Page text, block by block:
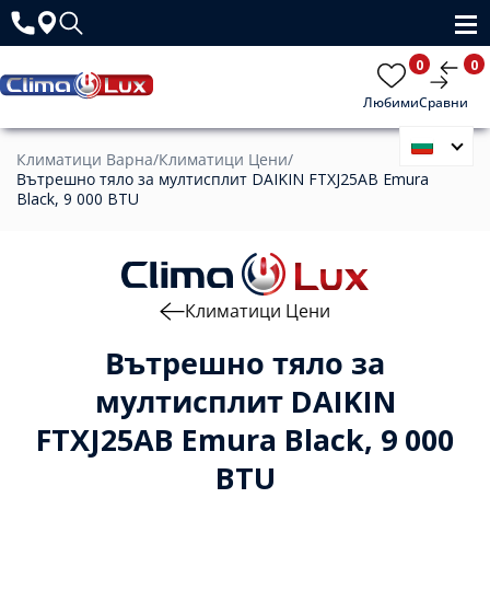
Любими
0
Сравни
0
Климатици Варна/Климатици Цени/
Вътрешно тяло за мултисплит DAIKIN FTXJ25AB Emura
Black, 9 000 BTU
Вътрешно тяло за
мултисплит DAIKIN
FTXJ25AB Emura Black, 9 000
BTU
Климатици Цени